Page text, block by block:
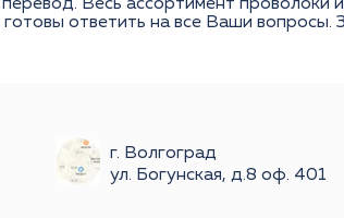
Весь ассортимент
ответить на все Ваши вопросы.
г. Волгоград
ул. Богунская, д.8 оф. 401